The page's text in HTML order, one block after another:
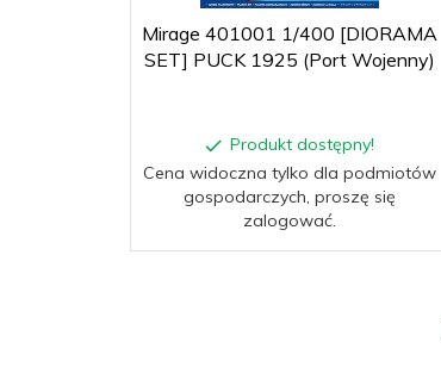
Mirage 401001 1/400 [DIORAMA
SET] PUCK 1925 (Port Wojenny)
Produkt dostępny!
Cena widoczna tylko dla podmiotów
gospodarczych, proszę się
zalogować.